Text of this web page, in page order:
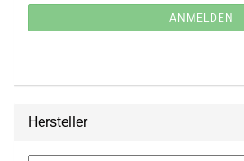
ANMELDEN
Hersteller